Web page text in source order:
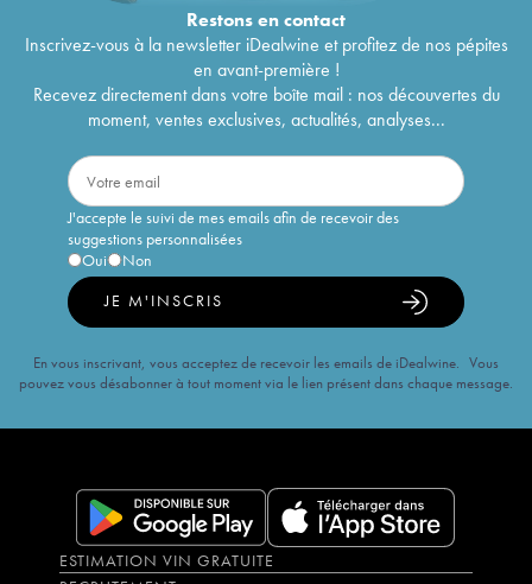
Restons encontact
Inscrivez-vous à la newsletter iDealwine et profitez de nos pépites
en avant-première !
Recevez directement dans votre boîte mail : nos découvertes du
moment, ventes exclusives, actualités, analyses...
J'accepte le suivi de mes emails afin de recevoir des
suggestions personnalisées
Oui
Non
JE M'INSCRIS
En vous inscrivant, vous acceptez de recevoir les emails de iDealwine. Vous
pouvez vous désabonner à tout moment via le lien présent dans chaque message.
ESTIMATION VIN GRATUITE